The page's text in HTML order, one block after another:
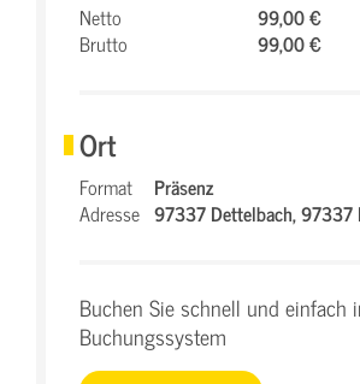
Netto
99,00 €
Brutto
99,00 €
Ort
Format
Präsenz
Adresse 97337 Dettelbach,97337
Buchen Sie schnell und einfach
Buchungssystem